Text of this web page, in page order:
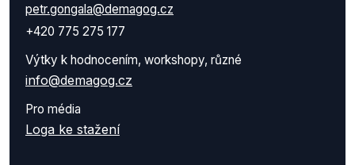
petr.gongala@demagog.cz
+420 775 275 177
Výtky k hodnocením, workshopy, různé
info@demagog.cz
Pro média
Loga ke stažení